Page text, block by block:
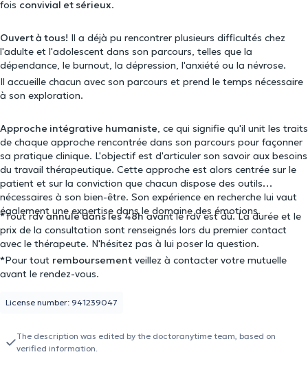
fois convivial et sérieux.
Ouvert à tous! Il a déjà pu rencontrer plusieurs difficultés chez
l'adulte et l'adolescent dans son parcours, telles que la
dépendance, le burnout, la dépression, l'anxiété ou la névrose.
Il accueille chacun avec son parcours et prend le temps nécessaire
à son exploration.
Approche intégrative humaniste, ce qui signifie qu'il unit les traits
de chaque approche rencontrée dans son parcours pour façonner
sa pratique clinique. L'objectif est d'articuler son savoir aux besoins
du travail thérapeutique. Cette approche est alors centrée sur le
patient et sur la conviction que chacun dispose des outils
nécessaires à son bien-être. Son expérience en recherche lui vaut
également une expertise dans le domaine des émotions.
*Tout rdvannulé dans les 48havant le rdv est dû. La durée et le
prix de la consultation sont renseignés lors du premier contact
avec le thérapeute. N'hésitez pas à lui poser la question.
*Pour tout remboursement veillez à contacter votre mutuelle
avant le rendez-vous.
License number: 941239047
The description was edited by the doctoranytime team, based on
verified information.